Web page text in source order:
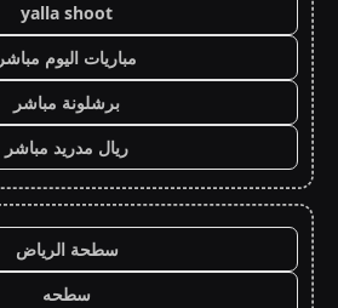
yalla shoot
مباريات اليوم مباشر
برشلونة مباشر
ريال مدريد مباشر
سطحة الرياض
سطحه